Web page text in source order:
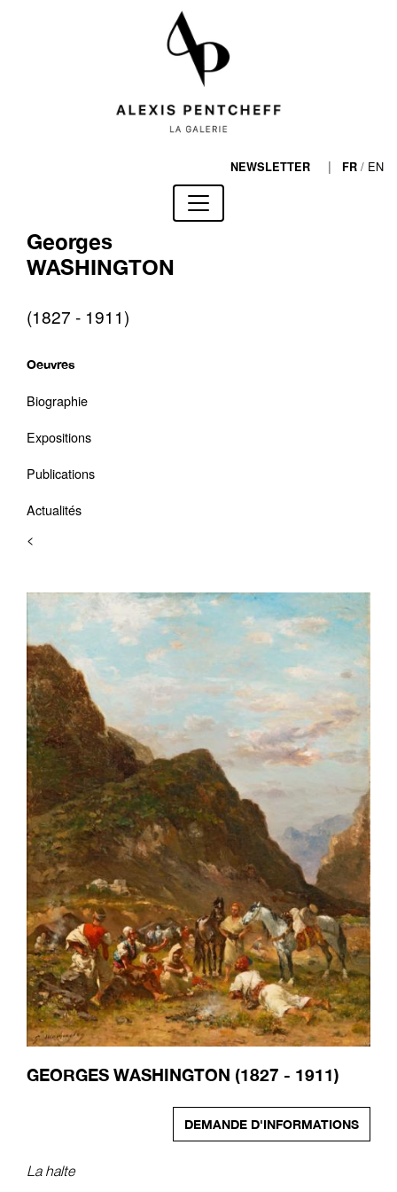
NEWSLETTER | FR / EN
Georges
WASHINGTON
(1827 - 1911)
Oeuvres
Biographie
Expositions
Publications
Actualités
<
GEORGES WASHINGTON (1827 - 1911)
DEMANDE D'INFORMATIONS
La halte